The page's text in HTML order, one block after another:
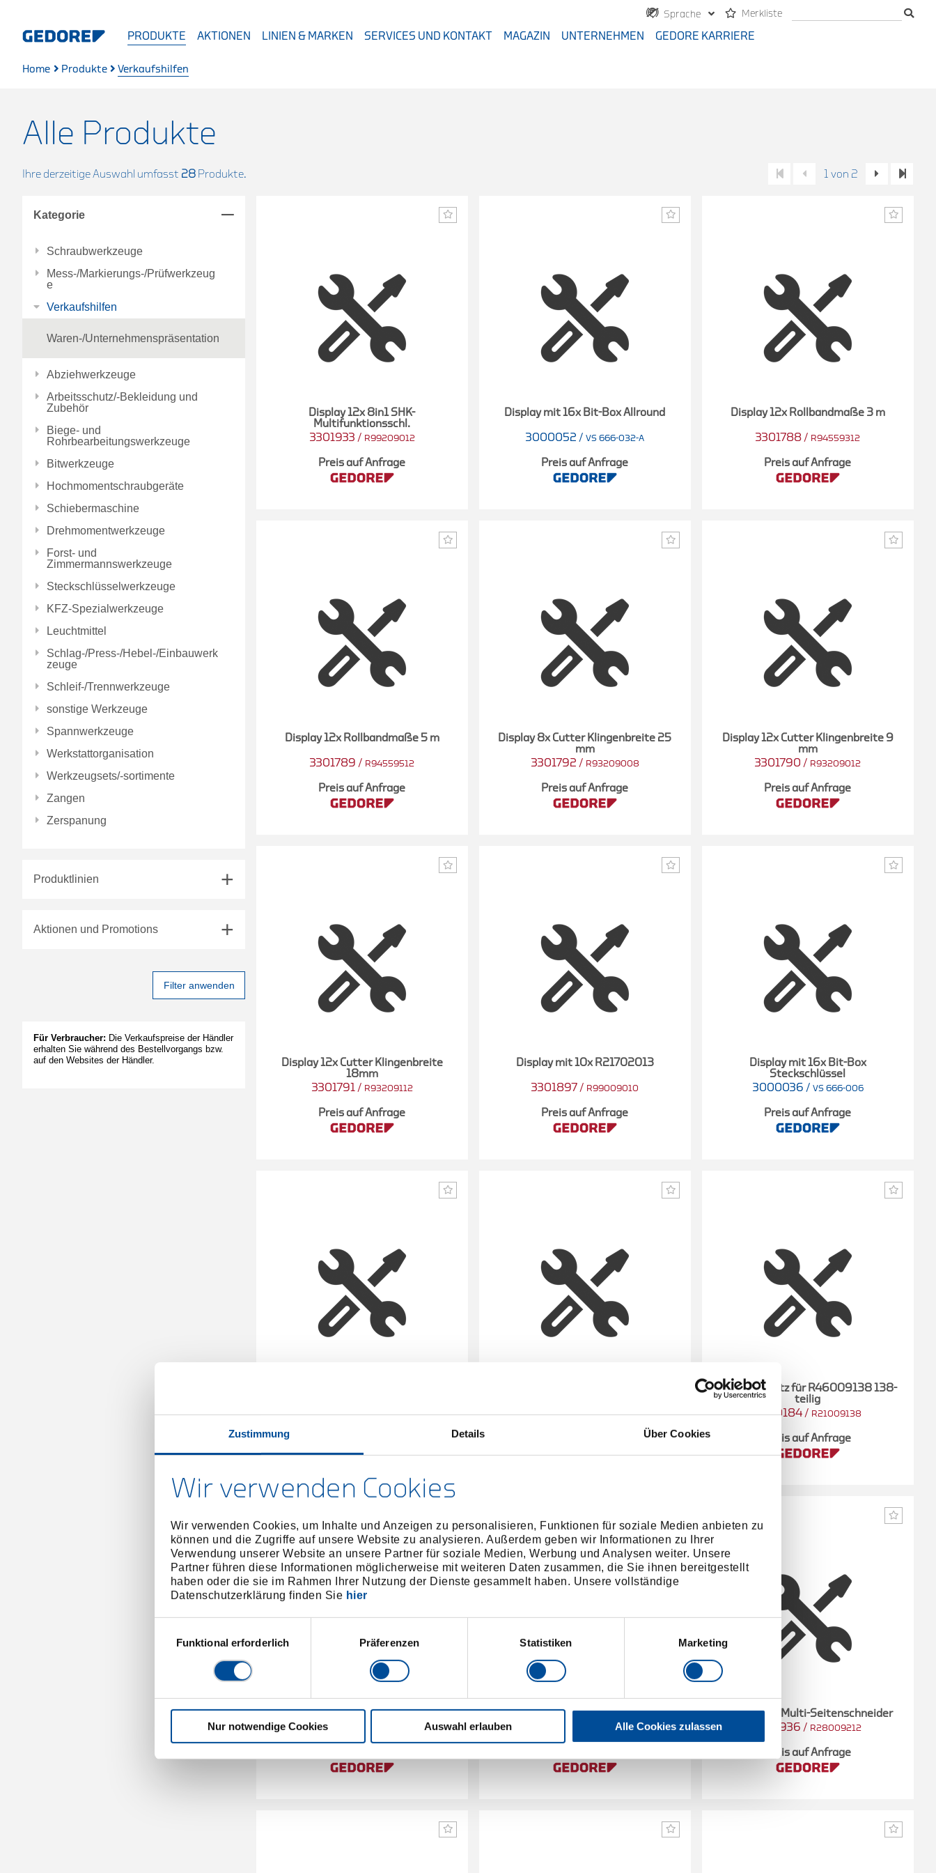
Zustimmung Details Über Cookies
Wir verwenden Cookies
Wir verwenden Cookies, um Inhalte und Anzeigen zu personalisieren, Funktionen für soziale Medien anbieten zu
können und die Zugriffe auf unsere Website zu analysieren. Außerdem geben wir Informationen zu Ihrer
Verwendung unserer Website an unsere Partner für soziale Medien, Werbung und Analysen weiter. Unsere
Partner führen diese Informationen möglicherweise mit weiteren Daten zusammen, die Sie ihnen bereitgestellt
haben oder die sie im Rahmen Ihrer Nutzung der Dienste gesammelt haben. Unsere vollständige
Datenschutzerklärung finden Sie hier
Funktional erforderlich
Präferenzen Statistiken Marketing
Nur notwendige Cookies Auswahl erlauben Alle Cookies zulassen
Sprache Merkliste
PRODUKTE AKTIONEN LINIEN & MARKEN SERVICES UND KONTAKT MAGAZIN UNTERNEHMEN GEDORE KARRIERE
Home Produkte Verkaufshilfen
Alle Produkte
Ihre derzeitige Auswahl umfasst 28 Produkte. 1 von 2
Kategorie
Schraubwerkzeuge
Mess-/Markierungs-/Prüfwerkzeug
e
Verkaufshilfen
Waren-/Unternehmenspräsentation
Abziehwerkzeuge
Arbeitsschutz/-Bekleidung und
Zubehör
Biege- und
Rohrbearbeitungswerkzeuge
Bitwerkzeuge
Hochmomentschraubgeräte
Schiebermaschine
Drehmomentwerkzeuge
Forst- und
Zimmermannswerkzeuge
Steckschlüsselwerkzeuge
KFZ-Spezialwerkzeuge
Leuchtmittel
Schlag-/Press-/Hebel-/Einbauwerk
zeuge
Schleif-/Trennwerkzeuge
sonstige Werkzeuge
Spannwerkzeuge
Werkstattorganisation
Werkzeugsets/-sortimente
Zangen
Zerspanung
Produktlinien
Aktionen und Promotions
Filter anwenden
Für Verbraucher: Die Verkaufspreise der Händler
erhalten Sie während des Bestellvorgangs bzw.
auf den Websites der Händler.
Display 12x 8in1 SHK-
Multifunktionsschl.
3301933 / R99209012
Preis auf Anfrage
Display mit 16x Bit-Box Allround
3000052 / VS 666-032-A
Preis auf Anfrage
Display 12x Rollbandmaße 3 m
3301788 / R94559312
Preis auf Anfrage
Display 12x Rollbandmaße 5 m
3301789 / R94559512
Preis auf Anfrage
Display 8x Cutter Klingenbreite 25
mm
3301792 / R93209008
Preis auf Anfrage
Display 12x Cutter Klingenbreite 9
mm
3301790 / R93209012
Preis auf Anfrage
Display 12x Cutter Klingenbreite
18mm
3301791 / R93209112
Preis auf Anfrage
Display mit 10x R21702013
3301897 / R99009010
Preis auf Anfrage
Display mit 16x Bit-Box
Steckschlüssel
3000036 / VS 666-006
Preis auf Anfrage
1737120/ OX VS 24 L 1981048/ OX VS 24 R
Werkzeugsatz für R46009138 138-
teilig
3300184 / R21009138
Preis auf Anfrage
Display 12x Multi-Abisolierzange
3301934
Display 12x Multi-Kombizange
R28009112
Display 12x Multi-Seitenschneider
3301936 / R28009212
Preis auf Anfrage